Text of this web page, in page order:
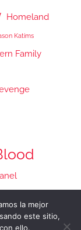
Homeland
Katims
Family
la mejor
este sitio,
ello.